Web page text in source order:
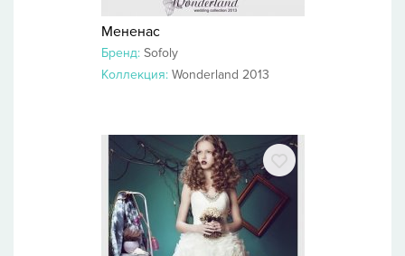
Мененас
Бренд: Sofoly
Коллекция: Wonderland 2013